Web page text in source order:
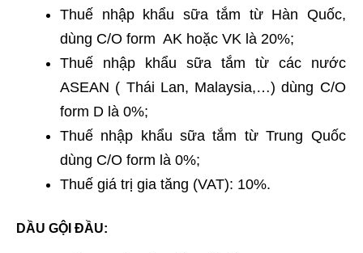
Thuế nhập khẩu sữa tắm từ Hàn Quốc,
dùng C/O form AK hoặc VK là 20%;
Thuế nhập khẩu sữa tắm từ các nước
ASEAN ( Thái Lan, Malaysia,…) dùng C/O
form D là 0%;
Thuế nhập khẩu sữa tắm từ Trung Quốc
dùng C/O form là 0%;
Thuế giá trị gia tăng (VAT): 10%.
DẦU GỘI ĐẦU: